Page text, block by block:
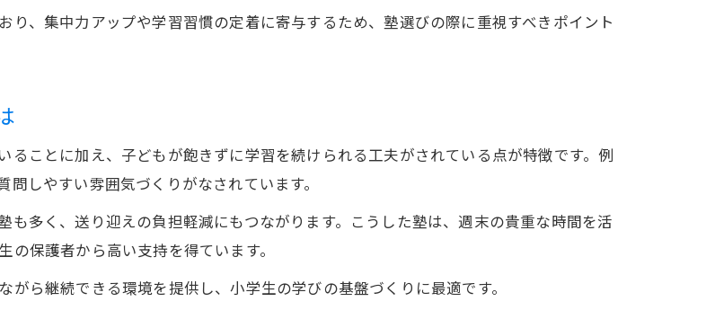
り、集中力アップや学習習慣の定着に寄与するため、塾選びの際に重視すべきポイント
ことに加え、子どもが飽きずに学習を続けられる工夫がされている点が特徴です。例
しやすい雰囲気づくりがなされています。
も多く、送り迎えの負担軽減にもつながります。こうした塾は、週末の貴重な時間を活
保護者から高い支持を得ています。
ら継続できる環境を提供し、小学生の学びの基盤づくりに最適です。